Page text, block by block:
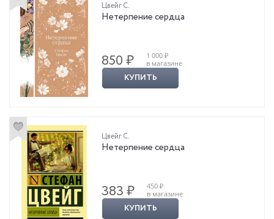
Цвейг С.
Нетерпение сердца
850 ₽
1 000 ₽
в магазине
КУПИТЬ
Цвейг С.
Нетерпение сердца
383 ₽
450 ₽
в магазине
КУПИТЬ